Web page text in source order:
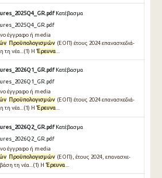
Κατέβασμα
έγγραφο ή media
Προϋπολογισμών (ΕΟΠ) έτους 2024 επανασχεδιά-
τη νέα...(1) Η Έρευνα
Κατέβασμα
έγγραφο ή media
Προϋπολογισμών (ΕΟΠ) έτους 2024 επανασχεδιά-
τη νέα...(1) Η Έρευνα...
Κατέβασμα
έγγραφο ή media
Προϋπολογισμών (ΕΟΠ), έτους 2024, επανασχε-
τη νέα...(1) Η Έρευνα